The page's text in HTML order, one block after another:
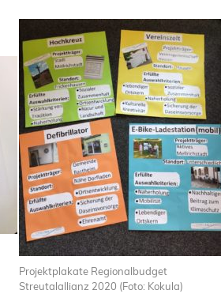
Projektplakate Regionalbudget
Streutalallianz 2020 (Foto: Kokula)